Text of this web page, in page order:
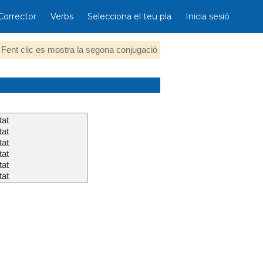
Verbs Selecciona el teu pla Inicia sesió
Fent clic es mostra la segona conjugació